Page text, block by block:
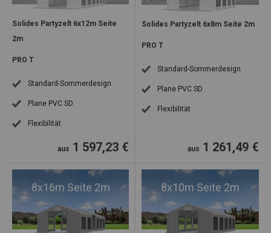
Solides Partyzelt 6x12m Seite
2m
PRO T
Standard-Sommerdesign
Plane PVC SD
Flexibilität
aus 1 597,23 €
Solides Partyzelt 6x8m Seite 2m
PRO T
Standard-Sommerdesign
Plane PVC SD
Flexibilität
aus 1 261,49 €
8x16m Seite 2m 8x10m Seite 2m